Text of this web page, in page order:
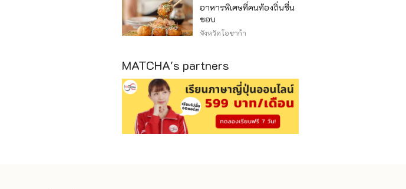
อาหารพิเศษที่คนท้องถิ่นชื่น
ชอบ
จังหวัดโอซาก้า
MATCHA's partners